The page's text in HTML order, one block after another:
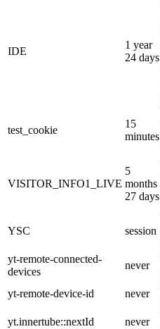
IDE
1 year
24 days
test_cookie
15
minutes
VISITOR_INFO1_LIVE
5
months
27 days
YSC session
yt-remote-connected-
devices
never
yt-remote-device-id
never
yt.innertube::nextId
never